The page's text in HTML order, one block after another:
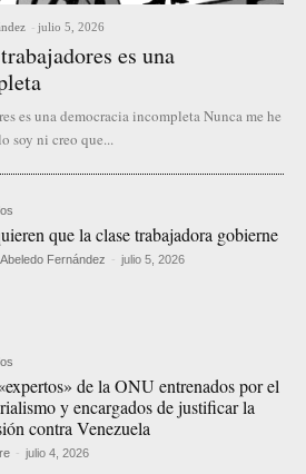
- julio 5, 2026
es una
es una democracia incompleta Nunca me he
soy ni creo que...
que la clase trabajadora gobierne
Fernández - julio 5, 2026
de la ONU entrenados por el
y encargados de justificar la
contra Venezuela
- julio 4, 2026